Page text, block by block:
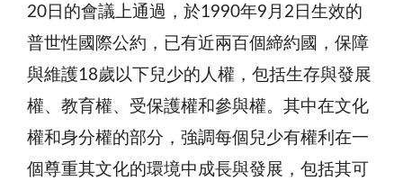
20日的會議上通過，於1990年9月2日生效的
普世性國際公約，已有近兩百個締約國，保障
與維護18歲以下兒少的人權，包括生存與發展
權、教育權、受保護權和參與權。其中在文化
權和身分權的部分，強調每個兒少有權利在一
個尊重其文化的環境中成長與發展，包括其可